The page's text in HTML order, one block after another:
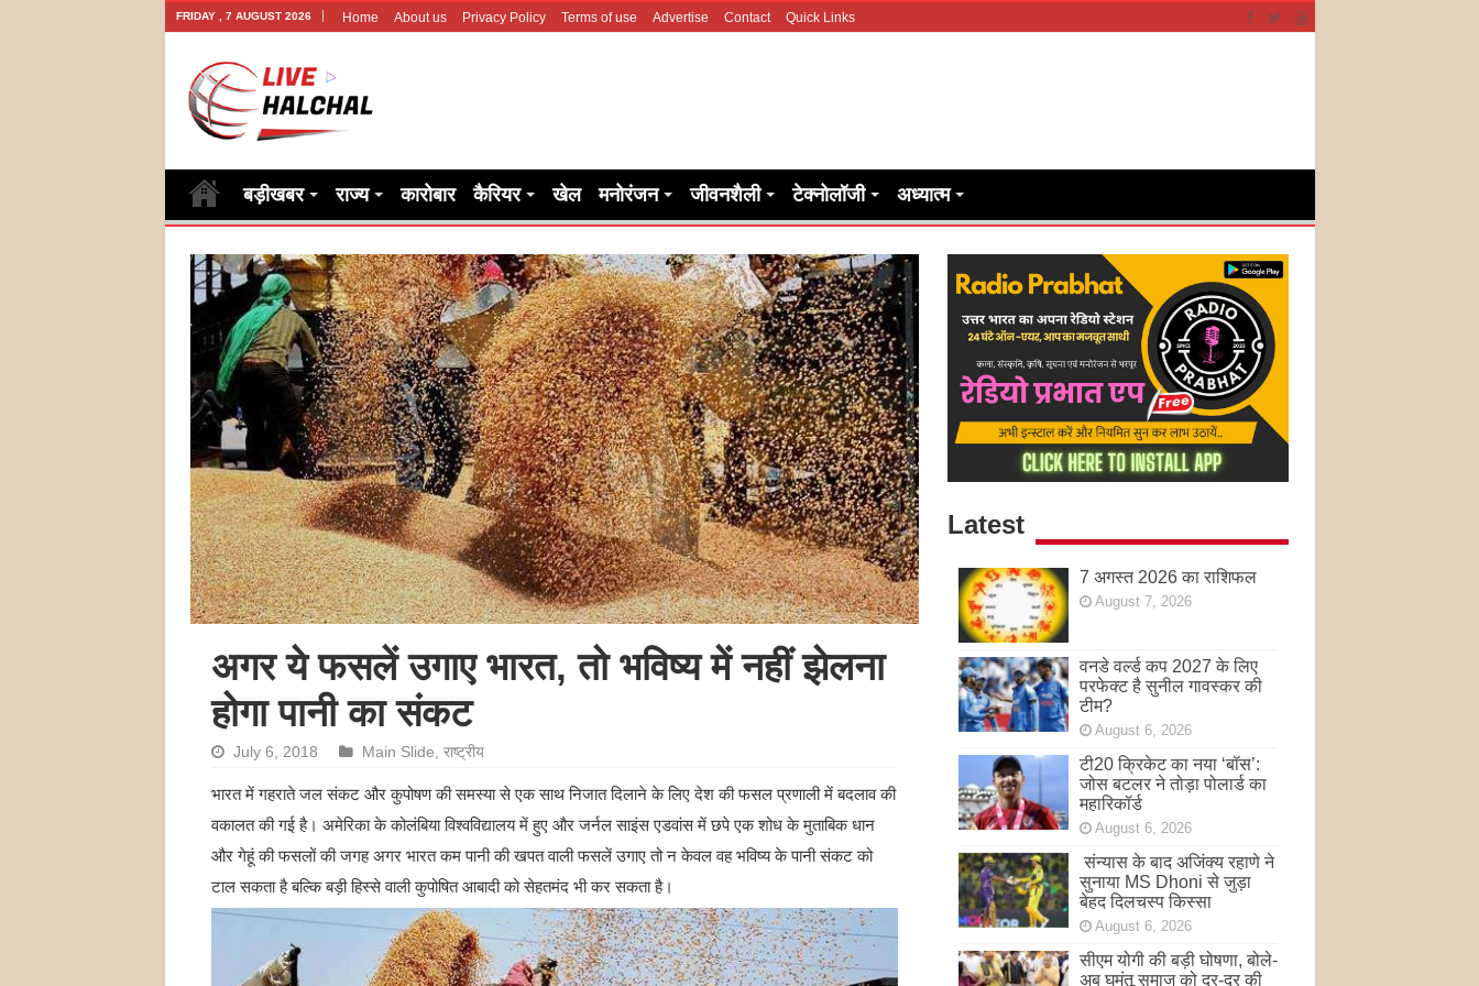
FRIDAY , 7 AUGUST 2026 Home About us Privacy Policy Terms of use Advertise Contact Quick Links
बड़ीखबर राज्य कारोबार कैरियर खेल मनोरंजन जीवनशैली टेक्नोलॉजी अध्यात्म
अगर ये फसलें उगाए भारत, तो भविष्य में नहीं झेलना
होगा पानी का संकट
July 6, 2018 Main Slide, राष्ट्रीय
भारत में गहराते जल संकट और कुपोषण की समस्या से एक साथ निजात दिलाने के लिए देश की फसल प्रणाली में बदलाव की
वकालत की गई है। अमेरिका के कोलंबिया विश्वविद्यालय में हुए और जर्नल साइंस एडवांस में छपे एक शोध के मुताबिक धान
और गेहूं की फसलों की जगह अगर भारत कम पानी की खपत वाली फसलें उगाए तो न केवल वह भविष्य के पानी संकट को
टाल सकता है बल्कि बड़ी हिस्से वाली कुपोषित आबादी को सेहतमंद भी कर सकता है।
Latest
7 अगस्त 2026 का राशिफल
August 7, 2026
वनडे वर्ल्ड कप 2027 के लिए
परफेक्ट है सुनील गावस्कर की
टीम?
August 6, 2026
टी20 क्रिकेट का नया ‘बॉस’:
जोस बटलर ने तोड़ा पोलार्ड का
महारिकॉर्ड
August 6, 2026
संन्यास के बाद अजिंक्‍य रहाणे ने
सुनाया MS Dhoni से जुड़ा
बेहद दिलचस्प किस्सा
August 6, 2026
सीएम योगी की बड़ी घोषणा, बोले-
अब घुमंतू समाज को दर-दर की